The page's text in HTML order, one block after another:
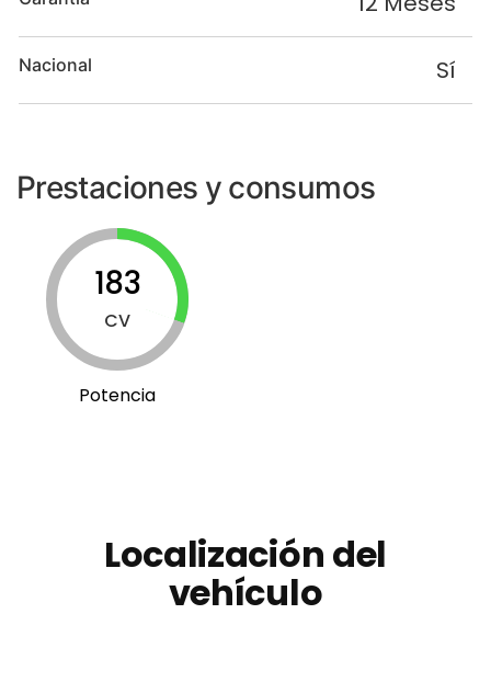
Nacional Sí
Prestaciones y consumos
183
CV
Potencia
Localización del
vehículo